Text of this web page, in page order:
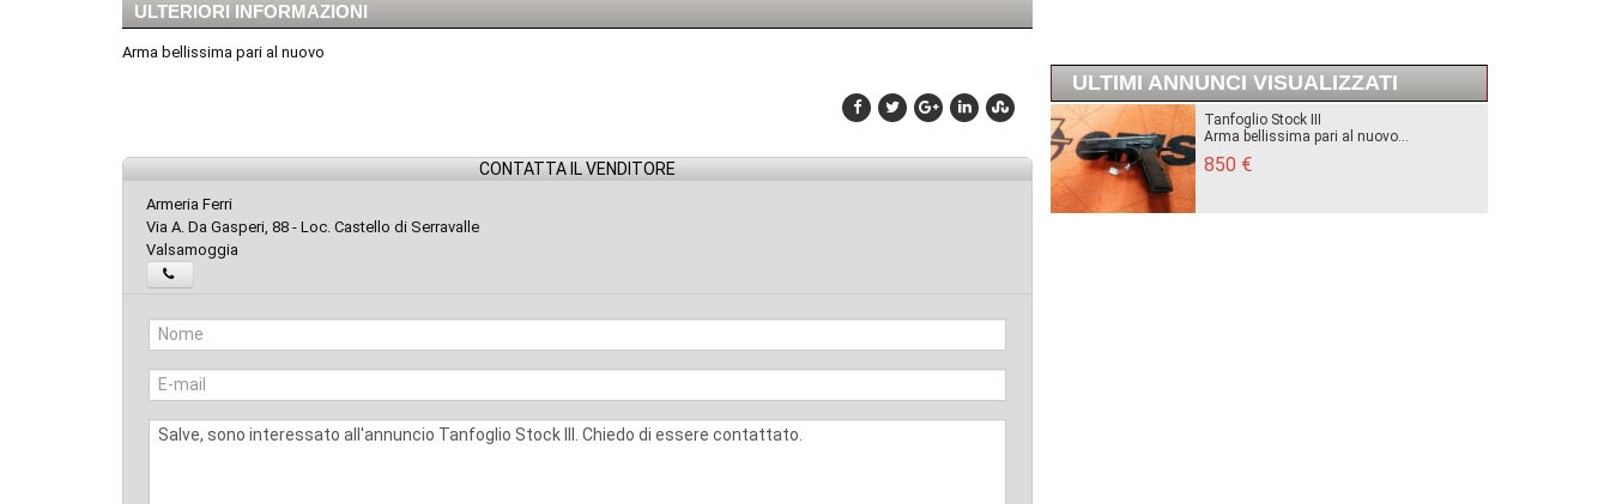
ULTERIORI INFORMAZIONI
Arma bellissima pari al nuovo
CONTATTA IL VENDITORE
Armeria Ferri
Via A. Da Gasperi, 88 - Loc. Castello di Serravalle
Valsamoggia
ULTIMI ANNUNCI VISUALIZZATI
Tanfoglio Stock III
Arma bellissima pari al nuovo...
850 €